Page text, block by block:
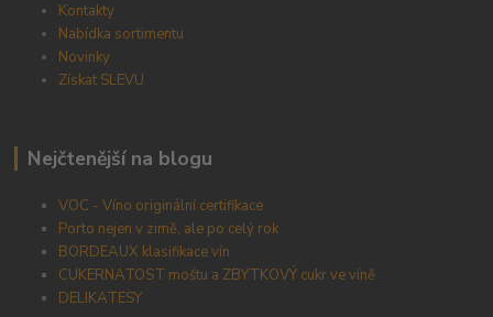
Kontakty
Nabídka sortimentu
Novinky
Získat SLEVU
Nejčtenější na blogu
VOC - Víno originální certifikace
Porto nejen v zimě, ale po celý rok
BORDEAUX klasifikace vín
CUKERNATOST moštu a ZBYTKOVÝ cukr ve víně
DELIKATESY